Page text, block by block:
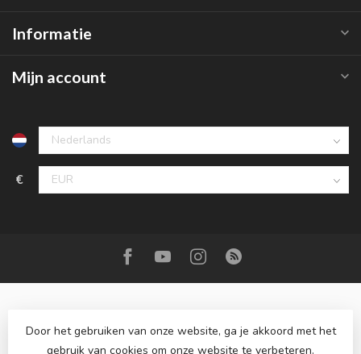
Informatie
Mijn account
€
Door het gebruiken van onze website, ga je akkoord met het
gebruik van cookies om onze website te verbeteren.